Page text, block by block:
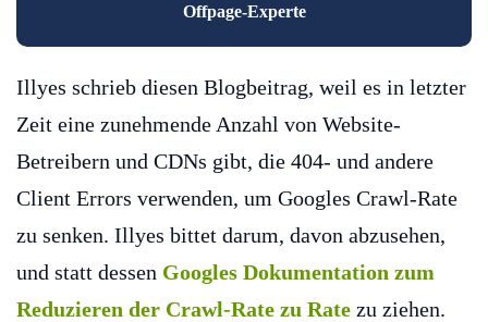
Offpage-Experte
Illyes schrieb diesen Blogbeitrag, weil es in letzter
Zeit eine zunehmende Anzahl von Website-
Betreibern und CDNs gibt, die 404- und andere
Client Errors verwenden, um Googles Crawl-Rate
zu senken. Illyes bittet darum, davon abzusehen,
und statt dessen Googles Dokumentation zum
Reduzieren der Crawl-Rate zu Rate zu ziehen.